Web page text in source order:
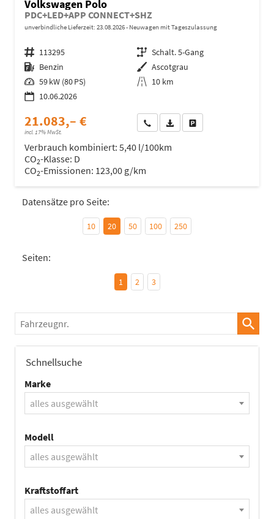
Volkswagen Polo
PDC+LED+APP CONNECT+SHZ
unverbindliche Lieferzeit: 23.08.2026 Neuwagen mit Tageszulassung
Fahrzeugnr. 113295 Getriebe Schalt. 5-Gang
Kraftstoff Benzin Außenfarbe Ascotgrau
Leistung 59 kW (80 PS) Kilometerstand 10 km
10.06.2026
21.083,– €
incl. 17% MwSt.
Wir rufen Sie anFahrzeugexposé (PDF)
Verbrauch kombiniert: 5,40 l/100km
CO2-Klasse: D
CO2-Emissionen: 123,00 g/km
Datensätze pro Seite:
10 20 50 100 250
Seiten:
1 2 3
Fahrzeugnr.
Schnellsuche
Marke
alles ausgewählt
Modell
alles ausgewählt
Kraftstoffart
alles ausgewählt